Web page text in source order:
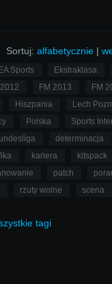
Sortuj: alfabetycznie |
EA Sports
Ekstraklasa
FM 2013
FM
Hiszpania
Lech
Polska
Sports
determinacja
kariera
kitspack
patch
rzuty wolne
scena
tagi